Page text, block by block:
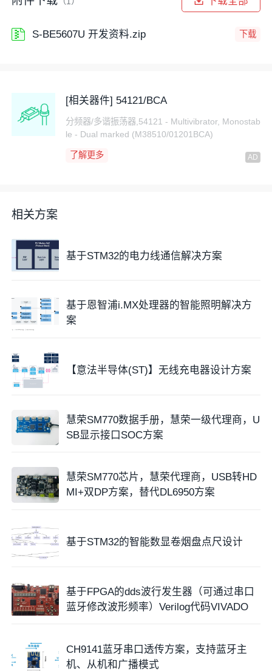
S-BE5607U 开发资料.zip 下载
[相关器件] 54121/BCA
分频器/多谐振荡器,54121 - Multivibrator, Monostab
le - Dual marked (M38510/01201BCA)
了解更多
相关方案
基于STM32的电力线通信解决方案
基于恩智浦i.MX处理器的智能照明解决方
案
【意法半导体(ST)】无线充电器设计方案
慧荣SM770数据手册，慧荣一级代理商，U
SB显示接口SOC方案
慧荣SM770芯片，慧荣代理商，USB转HD
MI+双DP方案，替代DL6950方案
基于STM32的智能数显卷烟盘点尺设计
基于FPGA的dds波行发生器（可通过串口
蓝牙修改波形频率）Verilog代码VIVADO
CH9141蓝牙串口透传方案，支持蓝牙主
机、从机和广播模式